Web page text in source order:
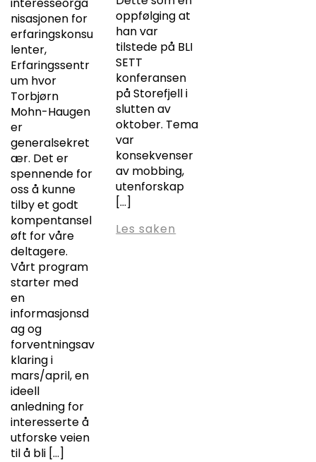
nisasjonen for
erfaringskonsu
lenter,
Erfaringssentr
um hvor
Torbjørn
Mohn-Haugen
er
generalsekret
ær. Det er
spennende for
oss å kunne
tilby et godt
kompentansel
øft for våre
deltagere.
Vårt program
starter med
en
informasjonsd
ag og
forventningsav
klaring i
mars/april, en
ideell
anledning for
interesserte å
utforske veien
til å bli […]
oppfølging at
han var
tilstede på BLI
SETT
konferansen
på Storefjell i
slutten av
oktober. Tema
var
konsekvenser
av mobbing,
utenforskap
[…]
Les saken